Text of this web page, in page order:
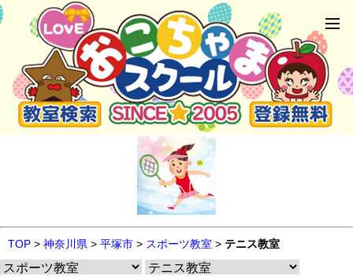
TOP > 神奈川県 > 平塚市 > スポーツ教室 > テニス教室